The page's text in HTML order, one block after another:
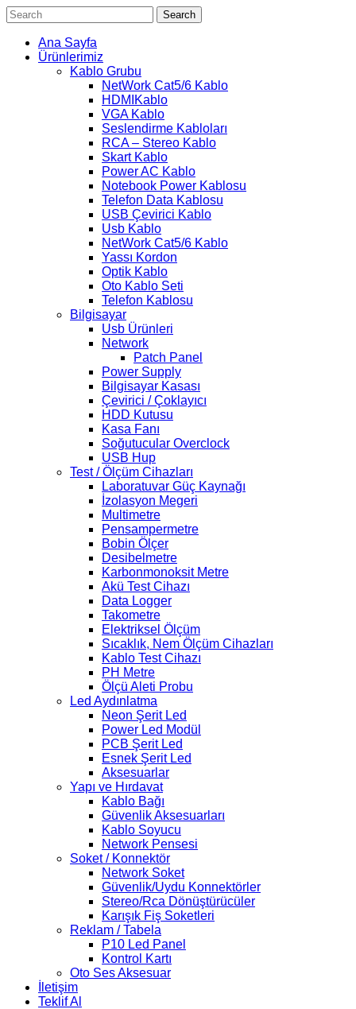
Search
Ana Sayfa
Ürünlerimiz
Kablo Grubu
NetWork Cat5/6 Kablo
HDMIKablo
VGA Kablo
Seslendirme Kabloları
RCA – Stereo Kablo
Skart Kablo
Power AC Kablo
Notebook Power Kablosu
Telefon Data Kablosu
USB Çevirici Kablo
Usb Kablo
NetWork Cat5/6 Kablo
Yassı Kordon
Optik Kablo
Oto Kablo Seti
Telefon Kablosu
Bilgisayar
Usb Ürünleri
Network
Patch Panel
Power Supply
Bilgisayar Kasası
Çevirici / Çoklayıcı
HDD Kutusu
Kasa Fanı
Soğutucular Overclock
USB Hup
Test / Ölçüm Cihazları
Laboratuvar Güç Kaynağı
İzolasyon Megeri
Multimetre
Pensampermetre
Bobin Ölçer
Desibelmetre
Karbonmonoksit Metre
Akü Test Cihazı
Data Logger
Takometre
Elektriksel Ölçüm
Sıcaklık, Nem Ölçüm Cihazları
Kablo Test Cihazı
PH Metre
Ölçü Aleti Probu
Led Aydınlatma
Neon Şerit Led
Power Led Modül
PCB Şerit Led
Esnek Şerit Led
Aksesuarlar
Yapı ve Hırdavat
Kablo Bağı
Güvenlik Aksesuarları
Kablo Soyucu
Network Pensesi
Soket / Konnektör
Network Soket
Güvenlik/Uydu Konnektörler
Stereo/Rca Dönüştürücüler
Karışık Fiş Soketleri
Reklam / Tabela
P10 Led Panel
Kontrol Kartı
Oto Ses Aksesuar
İletişim
Teklif Al